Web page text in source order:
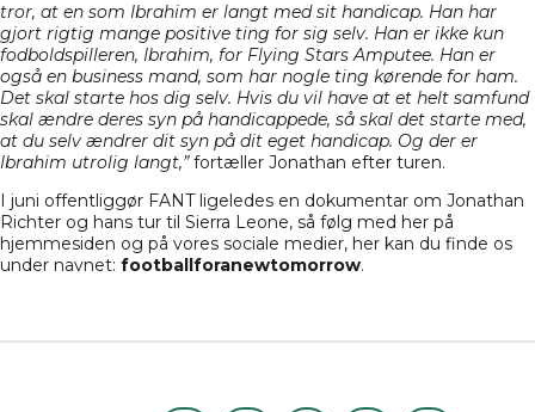
tror, at en som Ibrahim er langt med sit handicap. Han har
gjort rigtig mange positive ting for sig selv. Han er ikke kun
fodboldspilleren, Ibrahim, for Flying Stars Amputee. Han er
også en business mand, som har nogle ting kørende for ham.
Det skal starte hos dig selv. Hvis du vil have at et helt samfund
skal ændre deres syn på handicappede, så skal det starte med,
at du selv ændrer dit syn på dit eget handicap. Og der er
Ibrahim utrolig langt,”fortæller Jonathan efter turen.
I juni offentliggør FANT ligeledes en dokumentar om Jonathan
Richter og hans tur til Sierra Leone, så følg med her på
hjemmesiden og på vores sociale medier, her kan du finde os
under navnet: footballforanewtomorrow.